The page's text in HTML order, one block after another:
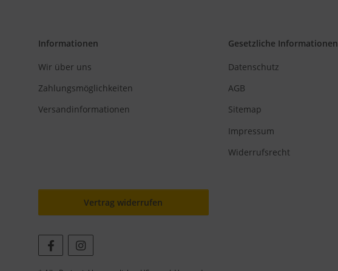
Informationen
Wir über uns
Zahlungsmöglichkeiten
Versandinformationen
Gesetzliche Informationen
Datenschutz
AGB
Sitemap
Impressum
Widerrufsrecht
Vertrag widerrufen